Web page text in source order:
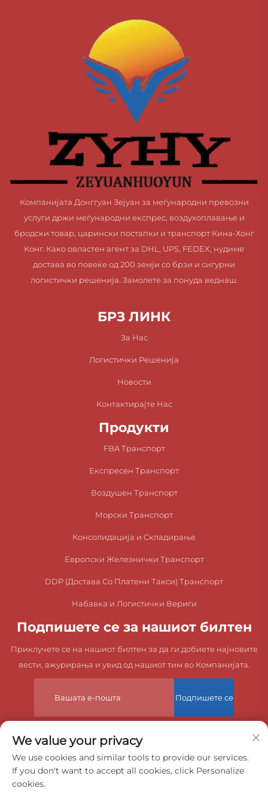
Компанијата Донггуан Зејуан за меѓународни превозни
услуги држи меѓународни експрес, воздухоплавање и
бродски товар, царински постапки и транспорт Кина-Хонг
Конг. Како овластен агент за DHL, UPS, FEDEX, нудиме
достава во повеќе од 200 земји со брзи и сигурни
логистички решенија. Замолете за понуда веднаш.
БРЗ ЛИНК
За Нас
Логистички Решенија
Новости
Контактирајте Нас
Продукти
FBA Транспорт
Експресен Транспорт
Воздушен Транспорт
Морски Транспорт
Консолидација и Складирање
Европски Железнички Транспорт
DDP (Достава Со Платени Такси) Транспорт
Набавка и Логистички Вериги
Подпишете се за нашиот билтен
Приклучете се на нашиот билтен за да ги добиете најновите
вести, ажурирања и увид од нашиот тим во Компанијата.
Подпишете се
Авторски права © 2025 China Dongguan Zeyuan International
Freight Agency Co., Ltd. Сите права се задржани.
We value your privacy
We use cookies and similar tools to provide our services.
If you don't want to accept all cookies, click Personalize
cookies.